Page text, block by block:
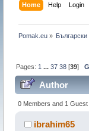
Home Help Login
Pomak.eu » Български
Pages: 1 ...37 38 [39]
Author
0 Members and 1 Guest
ibrahim65